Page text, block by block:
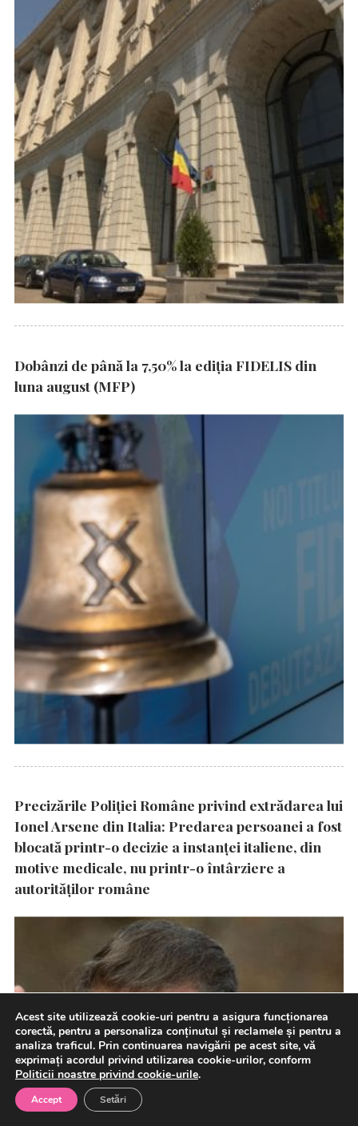
Dobânzi de până la 7,50% la ediția FIDELIS din
luna august (MFP)
Precizările Poliţiei Române privind extrădarea lui
Ionel Arsene din Italia: Predarea persoanei a fost
blocată printr-o decizie a instanţei italiene, din
motive medicale, nu printr-o întârziere a
autorităţilor române
Acest site utilizează cookie-uri pentru a asigura funcționarea
corectă, pentru a personaliza conținutul și reclamele și pentru a
analiza traficul. Prin continuarea navigării pe acest site, vă
exprimați acordul privind utilizarea cookie-urilor, conform
Politicii noastre privind cookie-urile.
Accept Setări